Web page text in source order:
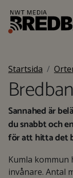
Startsida
Sannahed är
du snabbt och
för att hitta det
Kumla kommun
invånare. Antal